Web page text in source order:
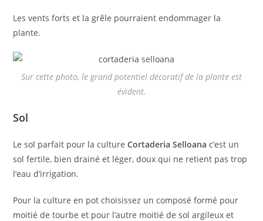
Les vents forts et la grêle pourraient endommager la
plante.
Sur cette photo, le grand potentiel décoratif de la plante est
évident.
Sol
Le sol parfait pour la cultureCortaderia Selloana c’est un
sol fertile, bien drainé et léger, doux qui ne retient pas trop
l’eau d’irrigation.
Pour la culture en pot choisissez un composé formé pour
moitié de tourbe et pour l’autre moitié de sol argileux et